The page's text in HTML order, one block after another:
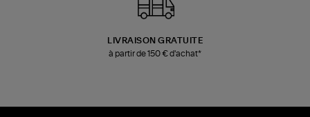
LIVRAISON GRATUITE
à partir de 150 € d'achat*